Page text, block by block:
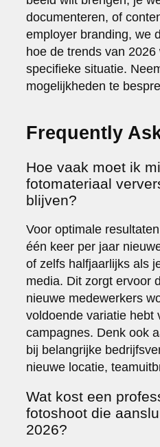
documenteren, of
employer branding, we
hoe de trends van
specifieke situatie.
mogelijkheden te
Frequently
Hoe vaak moet ik
fotomateriaal
blijven?
Voor optimale
één keer per jaar
of zelfs halfjaarlijks als
media. Dit zorgt ervoor
nieuwe medewerkers
voldoende variatie hebt
campagnes. Denk ook
bij belangrijke
nieuwe locatie,
Wat kost een
fotoshoot die
2026?